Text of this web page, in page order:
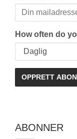
How often do
ABONNER